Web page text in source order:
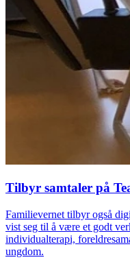
Tilbyr samtaler på
Familievernet tilbyr også
vist seg til å være et godt
individualterapi,
ungdom.